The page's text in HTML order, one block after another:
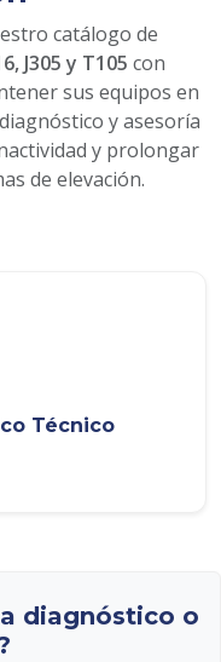
catálogo de
J305 y T105 con
sus equipos en
y asesoría
y prolongar
de elevación.
Técnico
diagnóstico o